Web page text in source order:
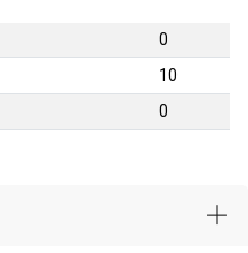
0
10
0